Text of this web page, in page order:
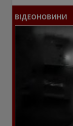
ВІДЕОНОВИНИ